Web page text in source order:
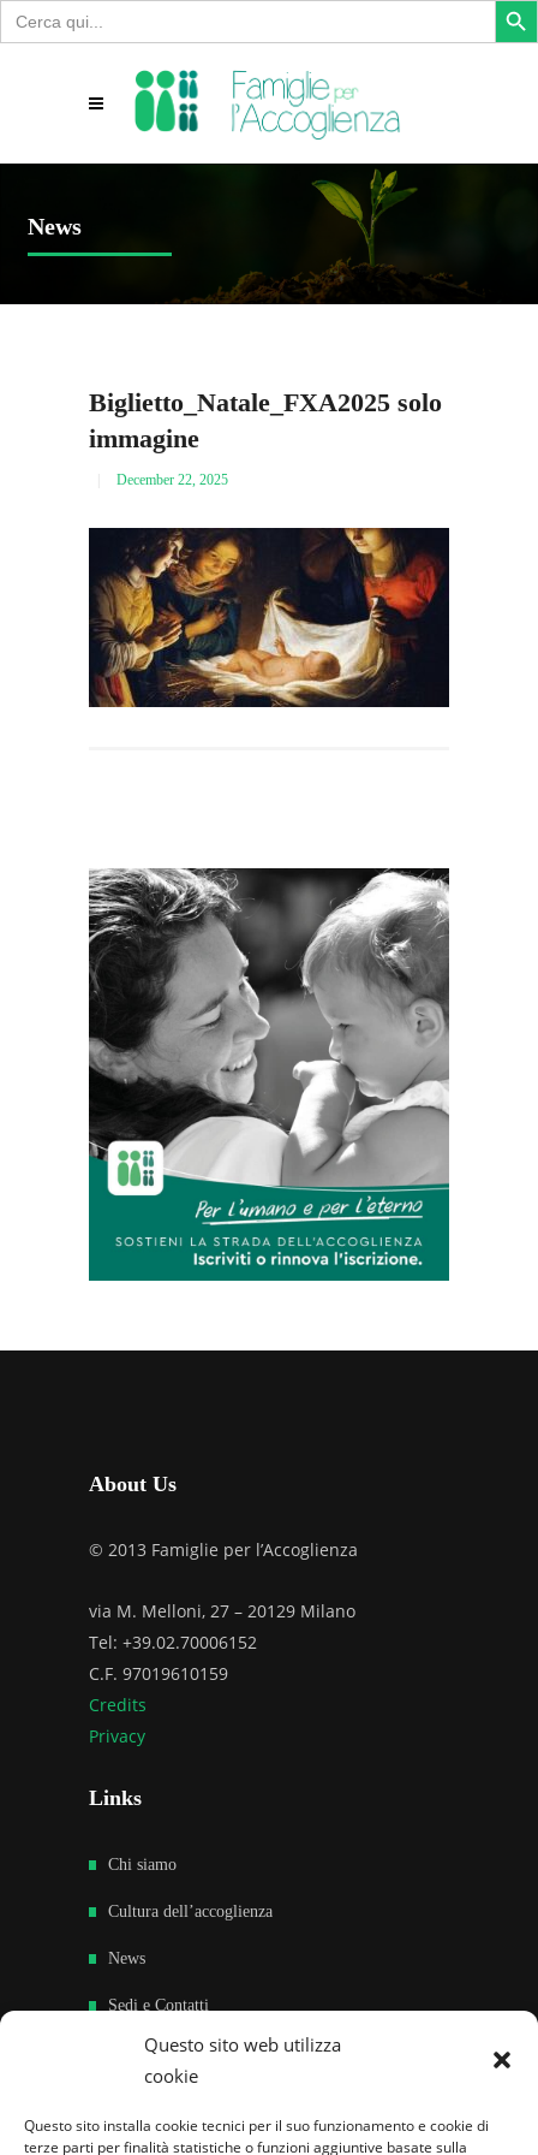
Questo sito web utilizza
cookie
Questo sito installa cookie tecnici per il suo funzionamento e cookie di
terze parti per finalità statistiche o funzioni aggiuntive basate sulla
Search
for:
News
Biglietto_Natale_FXA2025 solo
immagine
December 22, 2025
About Us
© 2013 Famiglie per l’Accoglienza
via M. Melloni, 27 – 20129 Milano
Tel: +39.02.70006152
C.F. 97019610159
Credits
Privacy
Links
Chi siamo
Cultura dell’accoglienza
News
Sedi e Contatti
Sostieni